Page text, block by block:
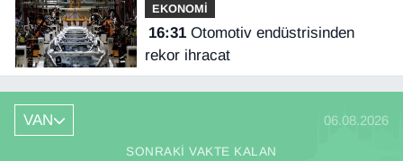
EKONOMİ
16:31Otomotiv endüstrisinden
rekor ihracat
VAN 06.08.2026
SONRAKI VAKTE KALAN